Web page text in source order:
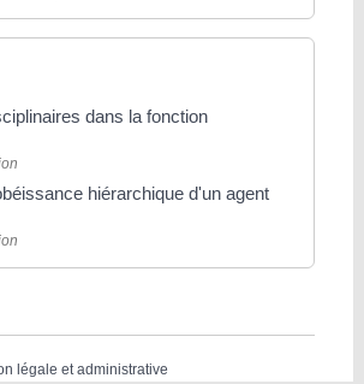
dans la fonction
hiérarchique d'un agent
légale et administrative